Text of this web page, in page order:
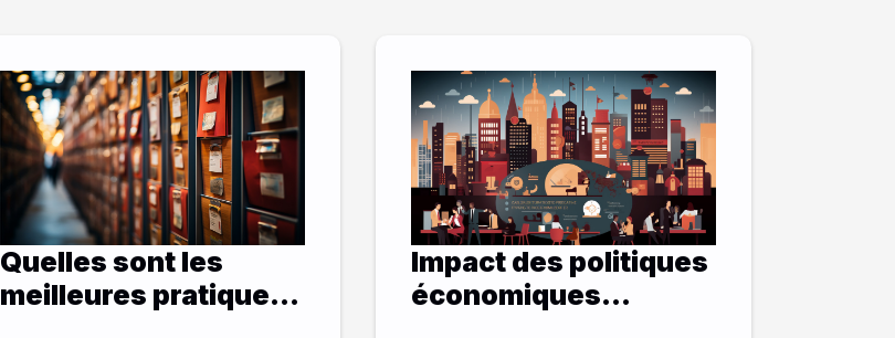
Quelles sont les
meilleures pratiques
Impact des politiques
économiques